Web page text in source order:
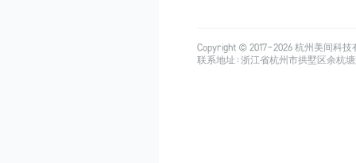
Copyright © 2017-2026杭州美间科技
联系地址：浙江省杭州市拱墅区余杭